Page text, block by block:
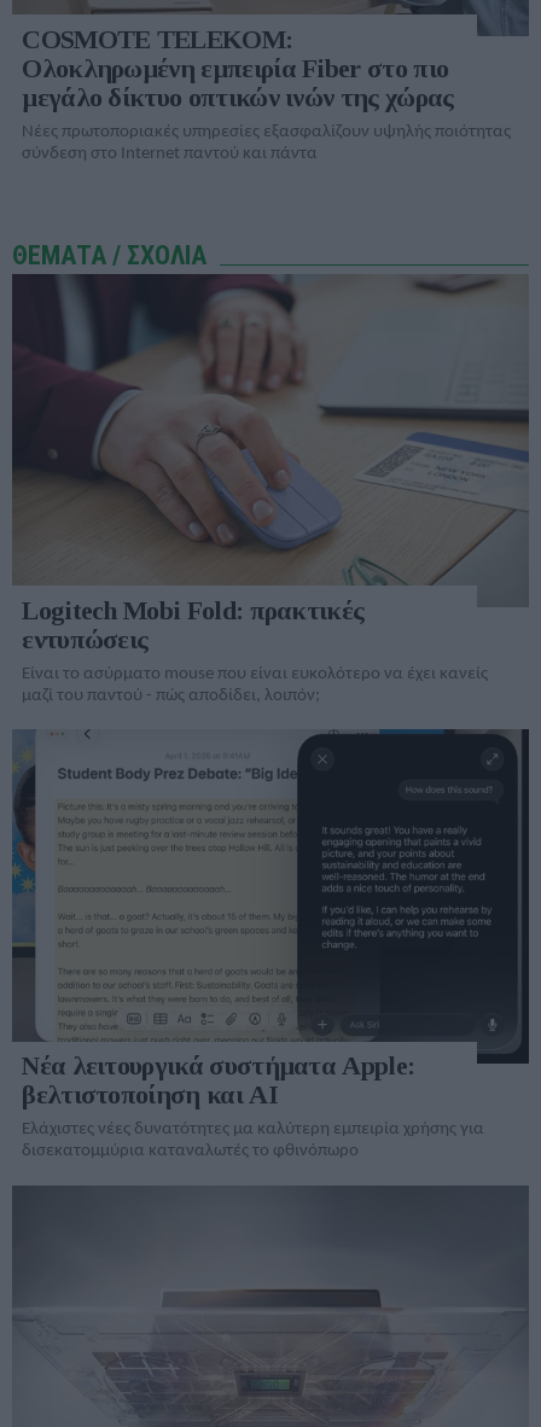
COSMOTE TELEKOM:
Ολοκληρωμένη εμπειρία Fiber στο πιο
μεγάλο δίκτυο οπτικών ινών της χώρας
Νέες πρωτοποριακές υπηρεσίες εξασφαλίζουν υψηλής ποιότητας
σύνδεση στο Internet παντού και πάντα
ΘΕΜΑΤΑ / ΣΧΟΛΙΑ
Logitech Mobi Fold: πρακτικές
εντυπώσεις
Είναι το ασύρματο mouse που είναι ευκολότερο να έχει κανείς
μαζί του παντού - πώς αποδίδει, λοιπόν;
Νέα λειτουργικά συστήματα Apple:
βελτιστοποίηση και AI
Ελάχιστες νέες δυνατότητες μα καλύτερη εμπειρία χρήσης για
δισεκατομμύρια καταναλωτές το φθινόπωρο